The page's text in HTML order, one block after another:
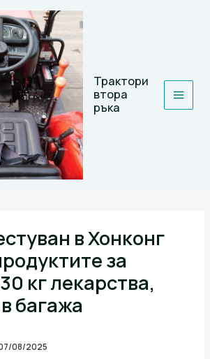
Трактори
втора
ръка
в Хонконг
за
кг лекарства,
багажа
08/2025